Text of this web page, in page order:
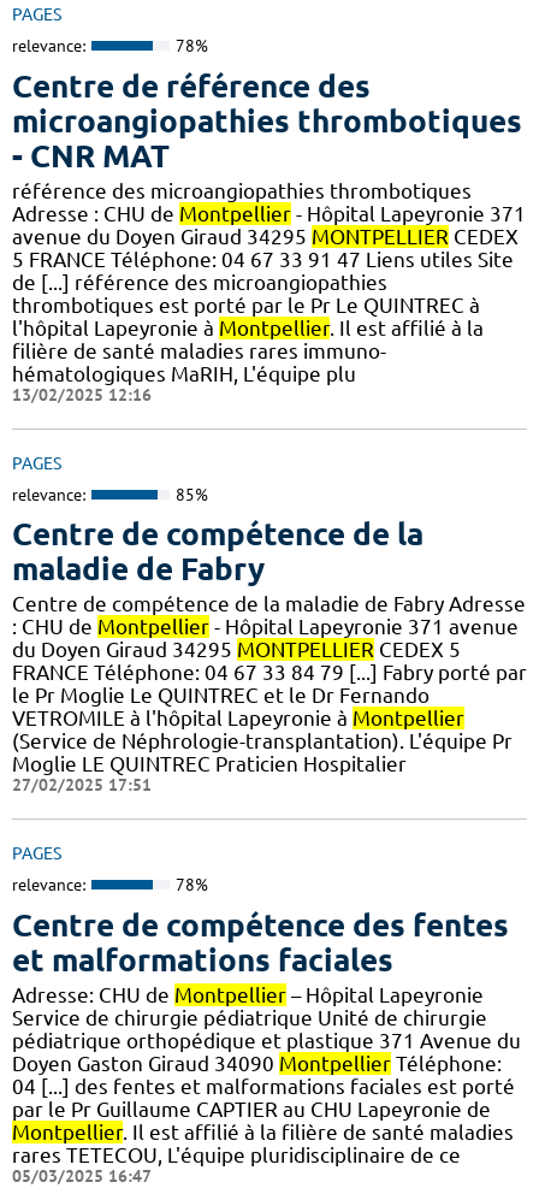
PAGES
relevance: 78%
Centre de référence des
microangiopathies thrombotiques
- CNR MAT
référence des microangiopathies thrombotiques
Adresse : CHU de Montpellier - Hôpital Lapeyronie 371
avenue du Doyen Giraud 34295 MONTPELLIER CEDEX
5 FRANCE Téléphone: 04 67 33 91 47 Liens utiles Site
de [...] référence des microangiopathies
thrombotiques est porté par le Pr Le QUINTREC à
l'hôpital Lapeyronie à Montpellier. Il est affilié à la
filière de santé maladies rares immuno-
hématologiques MaRIH, L'équipe plu
13/02/2025 12:16
PAGES
relevance: 85%
Centre de compétence de la
maladie de Fabry
Centre de compétence de la maladie de Fabry Adresse
: CHU de Montpellier - Hôpital Lapeyronie 371 avenue
du Doyen Giraud 34295 MONTPELLIER CEDEX 5
FRANCE Téléphone: 04 67 33 84 79 [...] Fabry porté par
le Pr Moglie Le QUINTREC et le Dr Fernando
VETROMILE à l'hôpital Lapeyronie à Montpellier
(Service de Néphrologie-transplantation). L'équipe Pr
Moglie LE QUINTREC Praticien Hospitalier
27/02/2025 17:51
PAGES
relevance: 78%
Centre de compétence des fentes
et malformations faciales
Adresse: CHU de Montpellier – Hôpital Lapeyronie
Service de chirurgie pédiatrique Unité de chirurgie
pédiatrique orthopédique et plastique 371 Avenue du
Doyen Gaston Giraud 34090 Montpellier Téléphone:
04 [...] des fentes et malformations faciales est porté
par le Pr Guillaume CAPTIER au CHU Lapeyronie de
Montpellier. Il est affilié à la filière de santé maladies
rares TETECOU, L'équipe pluridisciplinaire de ce
05/03/2025 16:47